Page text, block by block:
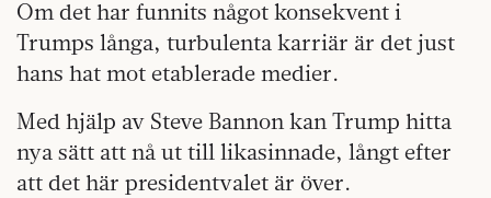
Om det har funnits något konsekvent i
Trumps långa, turbulenta karriär är det just
hans hat mot etablerade medier.
Med hjälp av Steve Bannon kan Trump hitta
nya sätt att nå ut till likasinnade, långt efter
att det här presidentvalet är över.